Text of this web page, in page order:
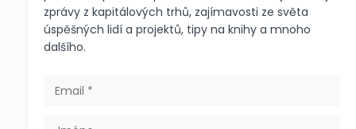
zprávy z kapitálových trhů, zajímavosti ze světa
úspěšných lidí a projektů, tipy na knihy a mnoho
dalšího.